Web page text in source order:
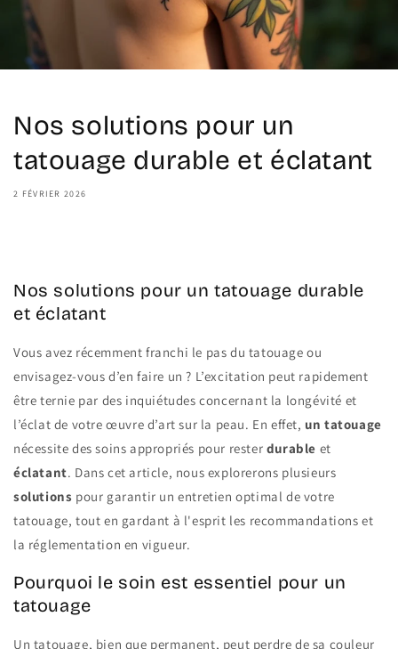
Nos solutions pour un
tatouage durable et éclatant
2 FÉVRIER 2026
Nos solutions pour un tatouage durable
et éclatant
Vous avez récemment franchi le pas du tatouage ou
envisagez-vous d’en faire un ? L’excitation peut rapidement
être ternie par des inquiétudes concernant la longévité et
l’éclat de votre œuvre d’art sur la peau. En effet, un tatouage
nécessite des soins appropriés pour rester durable et
éclatant. Dans cet article, nous explorerons plusieurs
solutions pour garantir un entretien optimal de votre
tatouage, tout en gardant à l'esprit les recommandations et
la réglementation en vigueur.
Pourquoi le soin est essentiel pour un
tatouage
Un tatouage, bien que permanent, peut perdre de sa couleur